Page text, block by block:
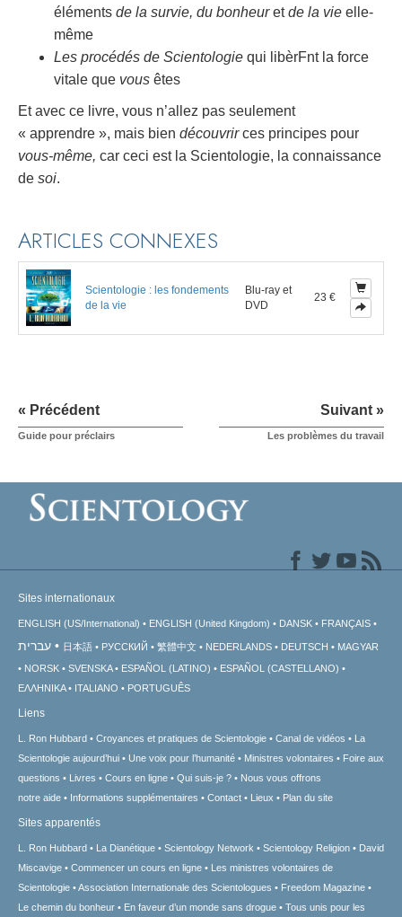
éléments de la survie, du bonheuretde la vie elle-
même
Les procédés de Scientologie qui libèrFnt la force
vitale que vous êtes
Et avec ce livre, vous n’allez pas seulement
« apprendre », mais bien découvrirces principes pour
vous-même, car ceci est la Scientologie, la connaissance
de soi.
ARTICLES CONNEXES
Scientologie : les fondements
de la vie
Blu-ray et
DVD
23 €
« Précédent
Guide pour préclairs
Suivant »
Les problèmes du travail
Sites internationaux
ENGLISH (US/International) ENGLISH (United Kingdom) DANSK FRANÇAIS
עברית 日本語 РУССКИЙ 繁體中文 NEDERLANDS DEUTSCH
MAGYAR
NORSK
SVENSKA ESPAÑOL (LATINO)
ESPAÑOL (CASTELLANO)
ΕΛΛΗΝΙΚA
ITALIANO PORTUGUÊS
Liens
L. Ron Hubbard Croyances et pratiques de Scientologie Canal de vidéos
La
Scientologie aujourd’hui
Une voix pour l’humanité Ministres volontaires
Foire aux
questions
Livres Cours en ligne Qui suis-je ?
Nous vous offrons
notre aide
Informations supplémentaires Contact Lieux Plan du site
Sites apparentés
L. Ron Hubbard La Dianétique Scientology Network Scientology Religion
David
Miscavige
Commencer un cours en ligne
Les ministres volontaires de
Scientologie
Association Internationale des Scientologues
Freedom Magazine
Le chemin du bonheur
En faveur d’un monde sans drogue Tous unis pour les